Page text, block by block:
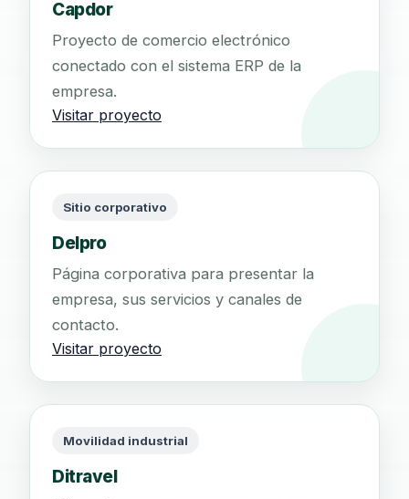
Capdor
Proyecto de comercio electrónico
conectado con el sistema ERP de la
empresa.
Visitar proyecto
Sitio corporativo
Delpro
Página corporativa para presentar la
empresa, sus servicios y canales de
contacto.
Visitar proyecto
Movilidad industrial
Ditravel